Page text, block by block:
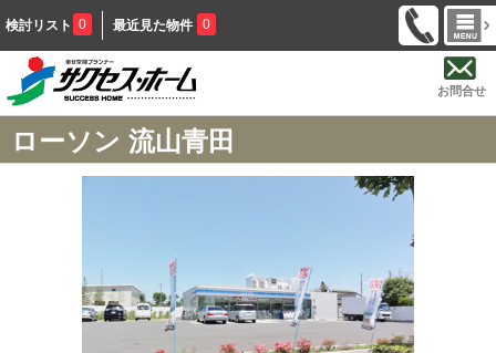
検討リスト 0 最近見た物件 0
お問合せ
ローソン 流山青田